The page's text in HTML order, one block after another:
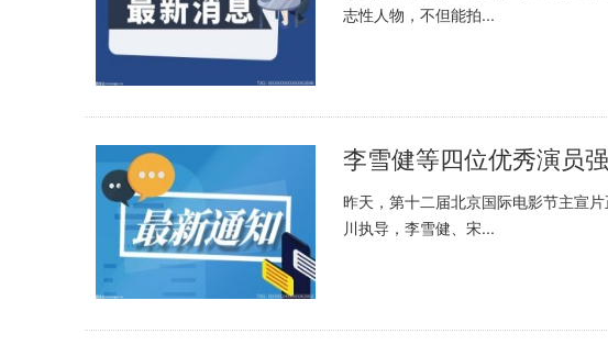
志性人物，不但能拍...
昨天，第十二届北京国际电影节主宣
川执导，李雪健、宋...